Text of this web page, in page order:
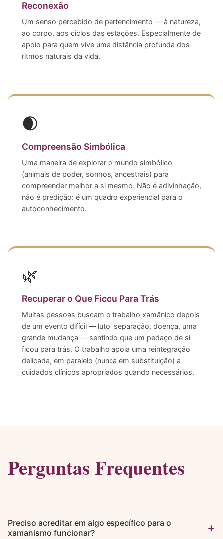
Reconexão
Um senso percebido de pertencimento — à natureza,
ao corpo, aos ciclos das estações. Especialmente de
apoio para quem vive uma distância profunda dos
ritmos naturais da vida.
🌒
Compreensão Simbólica
Uma maneira de explorar o mundo simbólico
(animais de poder, sonhos, ancestrais) para
compreender melhor a si mesmo. Não é adivinhação,
não é predição: é um quadro experiencial para o
autoconhecimento.
🌿
Recuperar o Que Ficou Para Trás
Muitas pessoas buscam o trabalho xamânico depois
de um evento difícil — luto, separação, doença, uma
grande mudança — sentindo que um pedaço de si
ficou para trás. O trabalho apoia uma reintegração
delicada, em paralelo (nunca em substituição) a
cuidados clínicos apropriados quando necessários.
Perguntas Frequentes
Preciso acreditar em algo específico para o
xamanismo funcionar?
+